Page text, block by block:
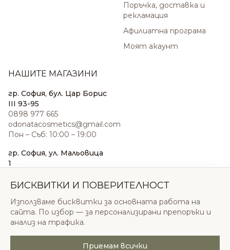
Поръчка, доставка и
рекламация
Афилиатна програма
Моят акаунт
НАШИТЕ МАГАЗИНИ
гр. София, бул. Цар Борис
III 93-95
0898 977 665
odonatacosmetics@gmail.com
Пон – Съб: 10:00 – 19:00
гр. София, ул. Мальовица
1
sales@odonatacosmetics.com
Нед: 11:00 – 18:00
© 2026 Одоната Козметикс ООД. Всички права
БИСКВИТКИ И ПОВЕРИТЕЛНОСТ
Използваме бисквитки за основната работа на
сайта. По избор — за персонализирани препоръки и
анализ на трафика.
Приемам всички